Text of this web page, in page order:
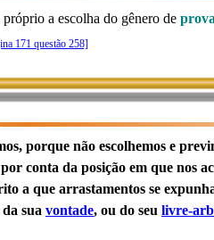
a escolha do gênero de prova
171 questão 258]
porque não escolhemos e
conta da posição em que nos
a que arrastamentos se
sua vontade, ou do seu livre-